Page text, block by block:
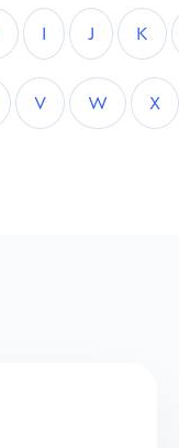
I J K
V W X